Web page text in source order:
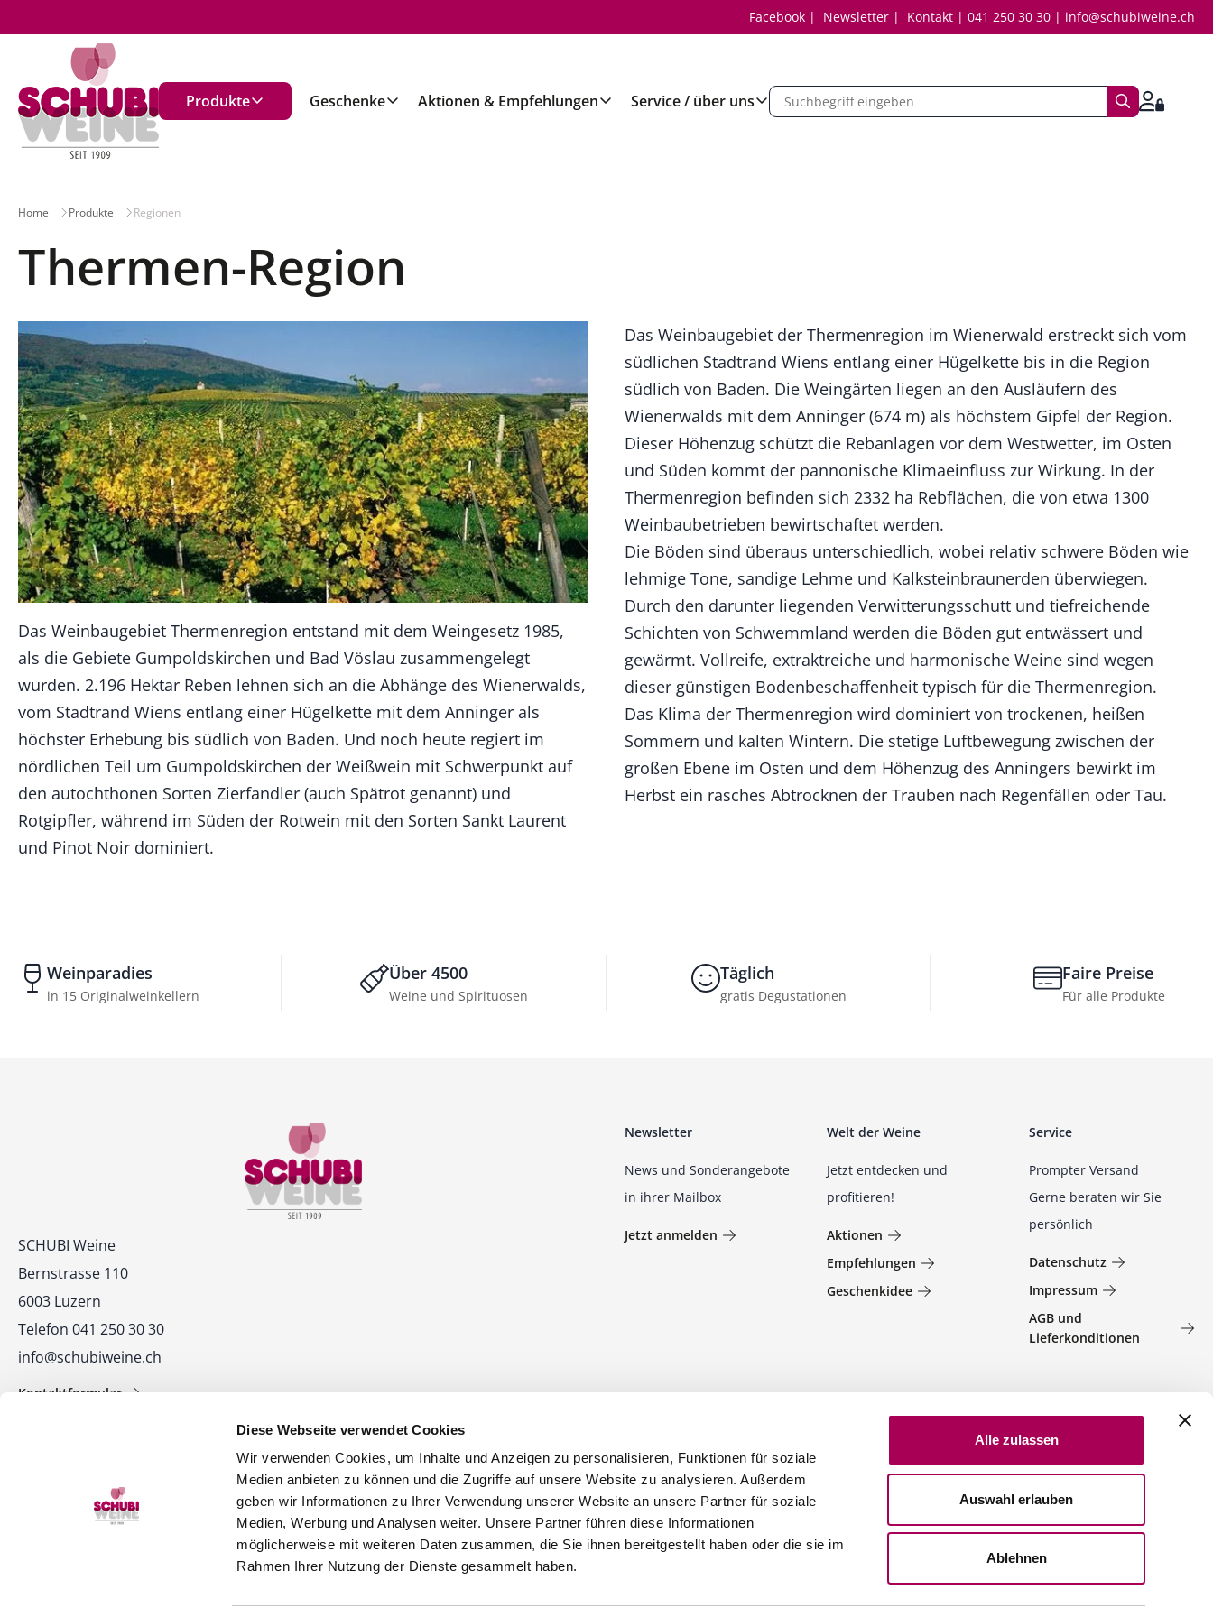
Diese Webseite verwendet Cookies
Wir verwenden Cookies, um Inhalte und Anzeigen zu personalisieren, Funktionen für soziale
Medien anbieten zu können und die Zugriffe auf unsere Website zu analysieren. Außerdem
geben wir Informationen zu Ihrer Verwendung unserer Website an unsere Partner für soziale
Medien, Werbung und Analysen weiter. Unsere Partner führen diese Informationen
möglicherweise mit weiteren Daten zusammen, die Sie ihnen bereitgestellt haben oder die sie im
Rahmen Ihrer Nutzung der Dienste gesammelt haben.
Alle zulassen
Auswahl erlauben
Ablehnen
Facebook Newsletter Kontakt 041 250 30 30 info@schubiweine.ch
Produkte Geschenke Aktionen & Empfehlungen Service / über uns
Home Produkte Regionen
Thermen-Region
Das Weinbaugebiet Thermenregion entstand mit dem Weingesetz 1985,
als die Gebiete Gumpoldskirchen und Bad Vöslau zusammengelegt
wurden. 2.196 Hektar Reben lehnen sich an die Abhänge des Wienerwalds,
vom Stadtrand Wiens entlang einer Hügelkette mit dem Anninger als
höchster Erhebung bis südlich von Baden. Und noch heute regiert im
nördlichen Teil um Gumpoldskirchen der Weißwein mit Schwerpunkt auf
den autochthonen Sorten Zierfandler (auch Spätrot genannt) und
Rotgipfler, während im Süden der Rotwein mit den Sorten Sankt Laurent
und Pinot Noir dominiert.
Das Weinbaugebiet der Thermenregion im Wienerwald erstreckt sich vom
südlichen Stadtrand Wiens entlang einer Hügelkette bis in die Region
südlich von Baden. Die Weingärten liegen an den Ausläufern des
Wienerwalds mit dem Anninger (674 m) als höchstem Gipfel der Region.
Dieser Höhenzug schützt die Rebanlagen vor dem Westwetter, im Osten
und Süden kommt der pannonische Klimaeinfluss zur Wirkung. In der
Thermenregion befinden sich 2332 ha Rebflächen, die von etwa 1300
Weinbaubetrieben bewirtschaftet werden.
Die Böden sind überaus unterschiedlich, wobei relativ schwere Böden wie
lehmige Tone, sandige Lehme und Kalksteinbraunerden überwiegen.
Durch den darunter liegenden Verwitterungsschutt und tiefreichende
Schichten von Schwemmland werden die Böden gut entwässert und
gewärmt. Vollreife, extraktreiche und harmonische Weine sind wegen
dieser günstigen Bodenbeschaffenheit typisch für die Thermenregion.
Das Klima der Thermenregion wird dominiert von trockenen, heißen
Sommern und kalten Wintern. Die stetige Luftbewegung zwischen der
großen Ebene im Osten und dem Höhenzug des Anningers bewirkt im
Herbst ein rasches Abtrocknen der Trauben nach Regenfällen oder Tau.
Weinparadies
in 15 Originalweinkellern
Über 4500
Weine und Spirituosen
Täglich
gratis Degustationen
Faire Preise
Für alle Produkte
Kontakt
SCHUBI Weine
Bernstrasse 110
6003 Luzern
Telefon 041 250 30 30
info@schubiweine.ch
Kontaktformular
Newsletter
News und Sonderangebote
in ihrer Mailbox
Jetzt anmelden
Welt der Weine
Jetzt entdecken und
profitieren!
Aktionen
Empfehlungen
Geschenkidee
Service
Prompter Versand
Gerne beraten wir Sie
persönlich
Datenschutz
Impressum
AGB und
Lieferkonditionen